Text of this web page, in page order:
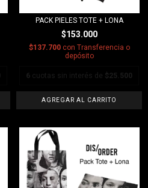
PACK PIELES TOTE + LONA
$153.000
$137.700 con Transferencia o
depósito
6 cuotas sin interés de $25.500